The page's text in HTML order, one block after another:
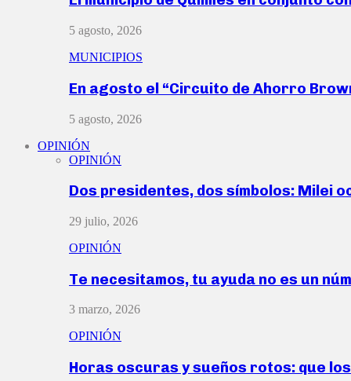
5 agosto, 2026
MUNICIPIOS
En agosto el “Circuito de Ahorro
5 agosto, 2026
OPINIÓN
OPINIÓN
Dos presidentes, dos símbolos: Milei
29 julio, 2026
OPINIÓN
Te necesitamos, tu ayuda no es un
3 marzo, 2026
OPINIÓN
Horas oscuras y sueños rotos: que